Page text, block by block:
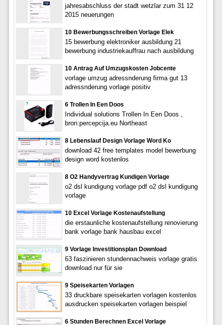
jahresabschluss der stadt wetzlar zum 31 12
2015 neuerungen
10 Bewerbungsschreiben Vorlage Elek
15 bewerbung elektroniker ausbildung 21
bewerbung industriekauffrau nach ausbildung
10 Antrag Auf Umzugskosten Jobcente
vorlage umzug adressnderung firma gut 13
adressnderung vorlage positiv
6 Trollen In Een Doos
Individual solutions Trollen In Een Doos ,
bron:percepcija.eu Northeast
8 Lebenslauf Design Vorlage Word Ko
download 42 free templates model bewerbung
design word kostenlos
8 O2 Handyvertrag Kundigen Vorlage
o2 dsl kundigung vorlage pdf o2 dsl kundigung
vorlage
10 Excel Vorlage Kostenaufstellung
die erstaunliche kostenaufstellung renovierung
bank vorlage bank hausbau excel
9 Vorlage Investitionsplan Download
63 faszinieren stundennachweis vorlage gratis
download nur für sie
9 Speisekarten Vorlagen
33 druckbare speisekarten vorlagen kostenlos
ausdrucken speisekarten vorlagen beispiel
6 Stunden Berechnen Excel Vorlage